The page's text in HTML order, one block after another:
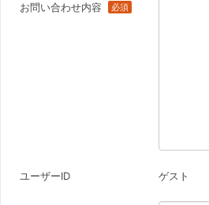
お問い合わせ内容
ユーザーID ゲスト